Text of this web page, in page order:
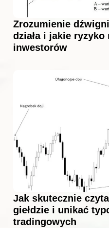
Zrozumienie
działa i jakie ryzyko
inwestorów
Jak skutecznie
giełdzie i unikać
tradingowych